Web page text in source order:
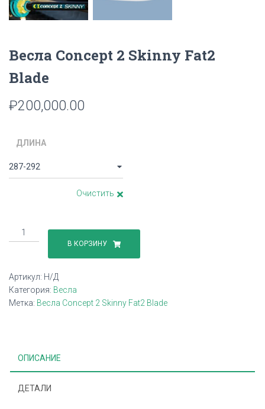
Весла Concept 2 Skinny Fat2
Blade
₽200,000.00
ДЛИНА
Очистить
Количество
товара
2
Skinny
Fat2
В КОРЗИНУ
Артикул: Н/Д
Категория: Весла
Метка: Весла Concept 2 Skinny Fat2 Blade
ОПИСАНИЕ
ДЕТАЛИ